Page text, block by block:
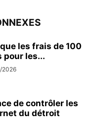
les frais de 100
pour les...
2026
de contrôler les
du détroit